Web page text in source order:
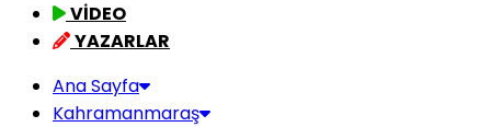
VİDEO
YAZARLAR
Ana Sayfa
Kahramanmaraş